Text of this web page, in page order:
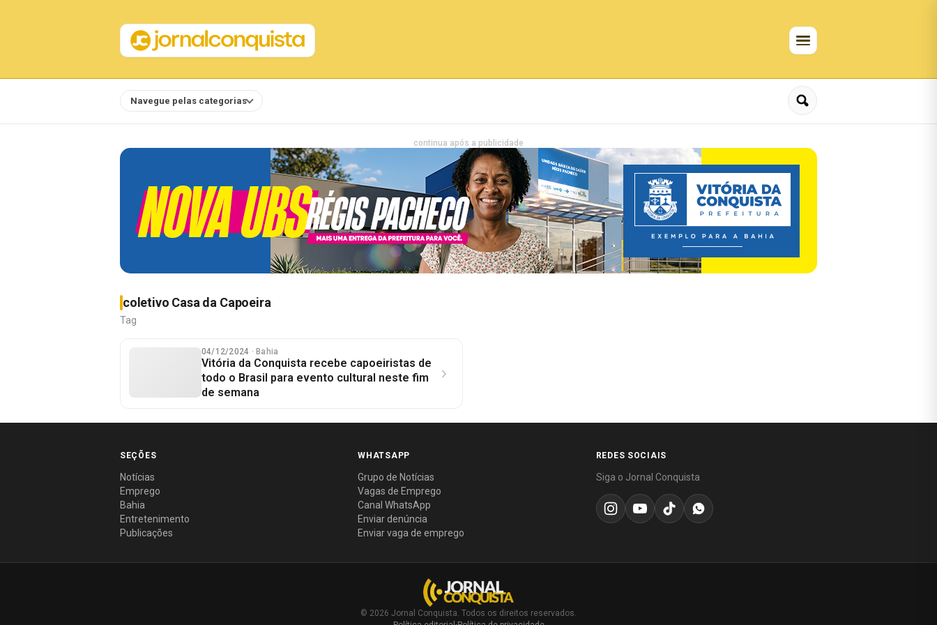
Navegue pelas categorias
continua após a publicidade
coletivo Casa da Capoeira
Tag
04/12/2024 · Bahia
Vitória da Conquista recebe capoeiristas de
todo o Brasil para evento cultural neste fim
de semana
SEÇÕES
Notícias
Emprego
Bahia
Entretenimento
Publicações
WHATSAPP
Grupo de Notícias
Vagas de Emprego
Canal WhatsApp
Enviar denúncia
Enviar vaga de emprego
REDES SOCIAIS
Siga o Jornal Conquista
© 2026 Jornal Conquista. Todos os direitos reservados.